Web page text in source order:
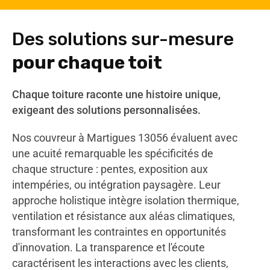
Des solutions sur-mesure
pour chaque toit
Chaque toiture raconte une histoire unique,
exigeant des solutions personnalisées.
Nos couvreur à Martigues 13056 évaluent avec
une acuité remarquable les spécificités de
chaque structure : pentes, exposition aux
intempéries, ou intégration paysagère. Leur
approche holistique intègre isolation thermique,
ventilation et résistance aux aléas climatiques,
transformant les contraintes en opportunités
d'innovation. La transparence et l'écoute
caractérisent les interactions avec les clients,